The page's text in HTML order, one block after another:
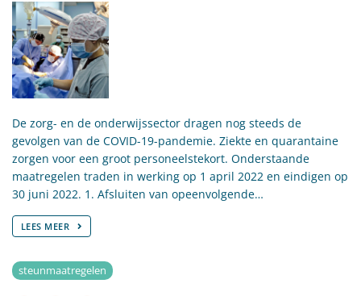
De zorg- en de onderwijssector dragen nog steeds de
gevolgen van de COVID-19-pandemie. Ziekte en quarantaine
zorgen voor een groot personeelstekort. Onderstaande
maatregelen traden in werking op 1 april 2022 en eindigen op
30 juni 2022. 1. Afsluiten van opeenvolgende…
LEES MEER
steunmaatregelen